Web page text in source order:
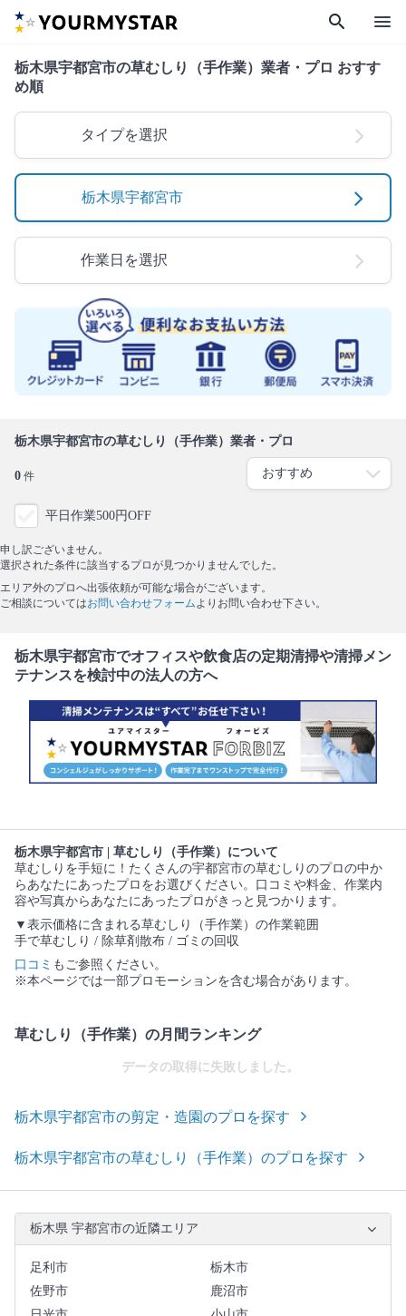
search menu
栃木県宇都宮市の草むしり（手作業）業者・プロ おすす
め順
タイプを選択
栃木県宇都宮市
作業日を選択
栃木県宇都宮市の草むしり（手作業）業者・プロ
0 件
平日作業500円OFF
申し訳ございません。
選択された条件に該当するプロが見つかりませんでした。
エリア外のプロへ出張依頼が可能な場合がございます。
ご相談についてはお問い合わせフォーム よりお問い合わせ下さい。
栃木県宇都宮市でオフィスや飲食店の定期清掃や清掃メン
テナンスを検討中の法人の方へ
栃木県宇都宮市 | 草むしり（手作業）について
草むしりを手短に！たくさんの宇都宮市の草むしりのプロの中か
らあなたにあったプロをお選びください。口コミや料金、作業内
容や写真からあなたにあったプロがきっと見つかります。
▼表示価格に含まれる草むしり（手作業）の作業範囲
手で草むしり / 除草剤散布 / ゴミの回収
口コミ もご参照ください。
※本ページでは一部プロモーションを含む場合があります。
草むしり（手作業）の月間ランキング
データの取得に失敗しました。
栃木県宇都宮市の剪定・造園のプロを探す
栃木県宇都宮市の草むしり（手作業）のプロを探す
栃木県 宇都宮市の近隣エリア
足利市
栃木市
佐野市
鹿沼市